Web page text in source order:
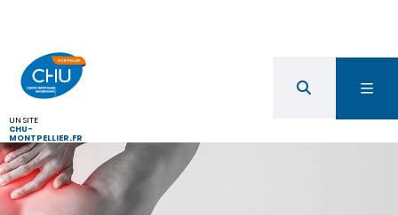
UN SITE
CHU-
MONTPELLIER.FR